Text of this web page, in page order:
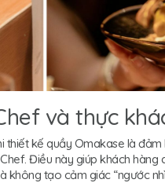
và thực
thiết kế quầy Omakase là
Điều này giúp khách hàng
tạo cảm giác “ngước